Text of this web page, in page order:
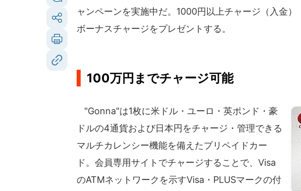
ャンペーンを実施中だ。1000円以上チャージ（入金
ボーナスチャージをプレゼントする。
100万円までチャージ可能
"Gonna"は1枚に米ドル・ユーロ・英ポンド・豪
ドルの4通貨および日本円をチャージ・管理できる
マルチカレンシー機能を備えたプリペイドカー
ド。会員専用サイトでチャージすることで、Visa
のATMネットワークを示すVisa・PLUSマークの付